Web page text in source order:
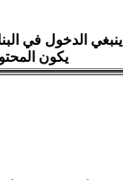
الدخول في
يكون